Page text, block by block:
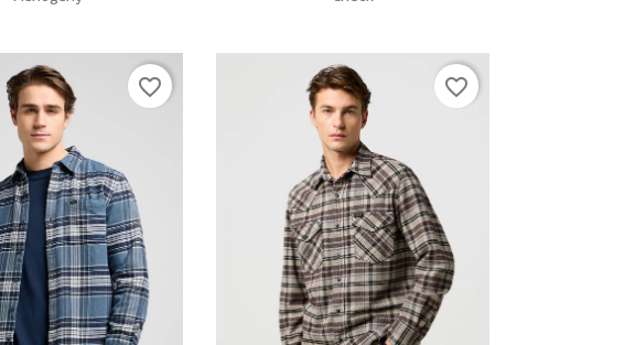
favorite_border favorite_border